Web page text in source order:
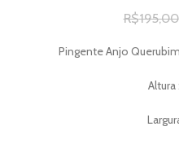
R$195,00
Pingente Anjo
Altura